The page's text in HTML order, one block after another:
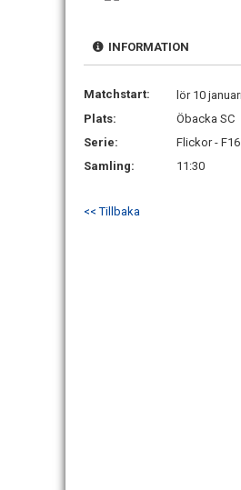
INFORMATION
Matchstart:
lör 10
Plats:
Öbacka SC
Serie:
Flickor -
Samling:
11:30
<< Tillbaka